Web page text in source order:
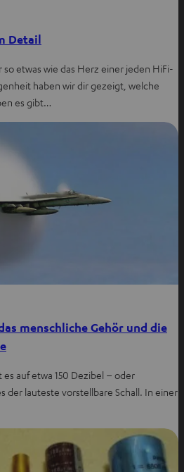
Detail
etwas wie das Herz einer jeden HiFi-
haben wir dir gezeigt, welche
es gibt…
menschliche Gehör und die
auf etwa 150 Dezibel – oder
der lauteste vorstellbare Schall. In einer